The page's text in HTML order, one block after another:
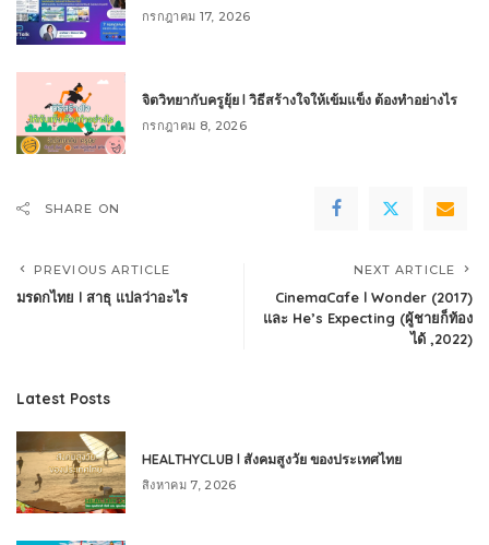
กรกฎาคม 17, 2026
จิตวิทยากับครูยุ้ย l วิธีสร้างใจให้เข้มแข็ง ต้องทำอย่างไร
กรกฎาคม 8, 2026
SHARE ON
PREVIOUS ARTICLE
มรดกไทย l สาธุ แปลว่าอะไร
NEXT ARTICLE
CinemaCafe l Wonder (2017)
และ He’s Expecting (ผู้ชายก็ท้อง
ได้ ,2022)
Latest Posts
HEALTHYCLUB l สังคมสูงวัย ของประเทศไทย
สิงหาคม 7, 2026